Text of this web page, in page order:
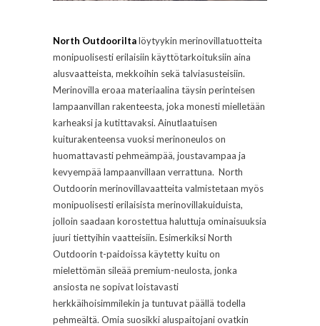
North Outdooriltalöytyykin merinovillatuotteita
monipuolisesti erilaisiin käyttötarkoituksiin aina
alusvaatteista, mekkoihin sekä talviasusteisiin.
Merinovilla eroaa materiaalina täysin perinteisen
lampaanvillan rakenteesta, joka monesti mielletään
karheaksi ja kutittavaksi. Ainutlaatuisen
kuiturakenteensa vuoksi merinoneulos on
huomattavasti pehmeämpää, joustavampaa ja
kevyempää lampaanvillaan verrattuna. North
Outdoorin merinovillavaatteita valmistetaan myös
monipuolisesti erilaisista merinovillakuiduista,
jolloin saadaan korostettua haluttuja ominaisuuksia
juuri tiettyihin vaatteisiin. Esimerkiksi North
Outdoorin t-paidoissa käytetty kuitu on
mielettömän sileää premium-neulosta, jonka
ansiosta ne sopivat loistavasti
herkkäihoisimmilekin ja tuntuvat päällä todella
pehmeältä. Omia suosikki aluspaitojani ovatkin